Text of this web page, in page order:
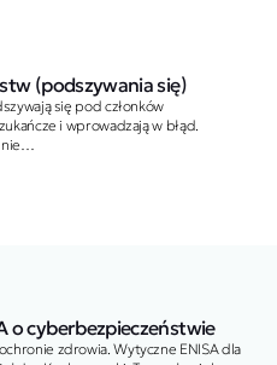
(podszywania się)
się pod członków
i wprowadzają w błąd.
o cyberbezpieczeństwie
zdrowia. Wytyczne ENISA dla